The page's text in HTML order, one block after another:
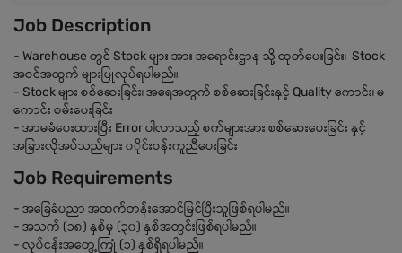
Job Description
- Warehouse တွင် Stock များ အား အရောင်းဌာန သို့ ထုတ်ပေးခြင်း၊ Stock
အဝင်အထွက် များပြုလုပ်ရပါမည်။
- Stock များ စစ်ဆေးခြင်း၊ အရေအတွက် စစ်ဆေးခြင်းနှင့် Quality ကောင်း၊ မ
ကောင်း စမ်းပေးခြင်း
- အာမခံပေးထားပြီး Error ပါလာသည့် စက်များအား စစ်ဆေးပေးခြင်း နှင့်
အခြားလိုအပ်သည်များ ၀ိုင်းဝန်းကူညီပေးခြင်း
Job Requirements
- အခြေခံပညာ အထက်တန်းအောင်မြင်ပြီးသူဖြစ်ရပါမည်။
- အသက် (၁၈) နှစ်မှ (၃၀) နှစ်အတွင်းဖြစ်ရပါမည်။
- လုပ်ငန်းအတွေ့ကြုံ (၁) နှစ်ရှိရပါမည်။